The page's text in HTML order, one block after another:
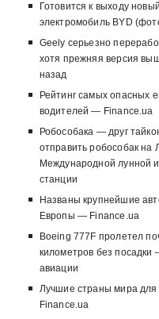
Готовится к выходу
электромобиль BYD
Geely серьезно
хотя прежняя версия
назад
Рейтинг самых опасных
водителей — Finance.ua
Робособака — друг
отправить робособак
Международной лунной
станции
Названы крупнейшие
Европы — Finance.ua
Boeing 777F пролетел
километров без посадки
авиации
Лучшие страны мира
Finance.ua